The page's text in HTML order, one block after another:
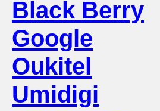
Black Berry
Google
Oukitel
Umidigi